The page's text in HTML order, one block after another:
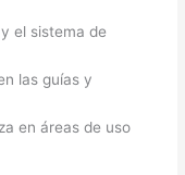
el sistema de
las guías y
en áreas de uso